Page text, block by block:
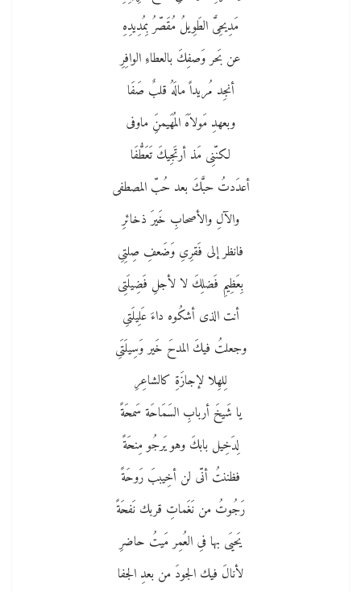
مَدِيحِىَّ الطَوِيلُ مُقَصّرُ بِمُدِيدِهِ
عن بَحر وَصفِكَ بالعطاءِ الوافِرِ
أنجِد مُريداً مالَهُ قلبٌ صَفَا
وبعهدِ مَولاَهَ المُهَيمنَِ ماوفى
لكنّنِى مَذ أرتَجِيكَ تَعَطُّفَا
أعدَدتُ حبَّكَ بعد حُبّ المصطفى
والآلِ والأصحابِ خَيرَ ذخائرِ
فانظر إلى فَقرِىِ وَضَعفِ صِلتِىِ
بِعَظِيمِ فَضلِكَ لا لأجلِ فَضِيلَتِى
أنت الذى أشكُوه داءَ عَلِيلَتىِ
وجعلتُ فيكَ المدحَ خَير وَسِيلَتَىِ
لِلهِلا لإجازَةِ كالشاعِرِ
يا شَيخَ أربابِ السَمَاحَة سَمحَةً
لِدَخِيل بابكَ وهو يَرجُو مِنحَةً
فظننتُ أنّى لن أخِيببَ رَوحَةً
رَجُوتُ من نَغَماتِ قربك نَفحَةً
يَحيَى بها فىِ العُمِر مَيتُ حاضرِ
لأنالَ فيك الجودَ من بعدِ الجفا